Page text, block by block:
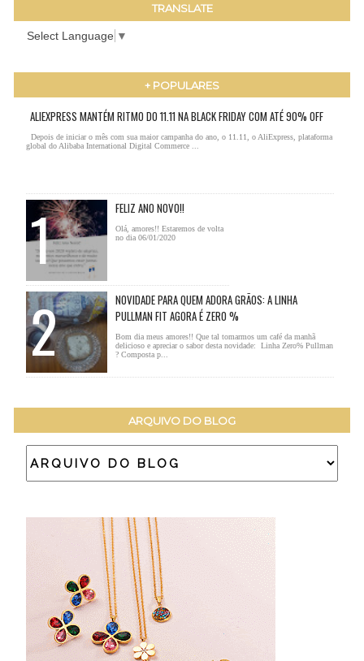
TRANSLATE
Select Language ▼
+ POPULARES
ALIEXPRESS MANTÉM RITMO DO 11.11 NA BLACK FRIDAY COM ATÉ 90% OFF
Depois de iniciar o mês com sua maior campanha do ano, o 11.11, o AliExpress, plataforma
global do Alibaba International Digital Commerce ...
FELIZ ANO NOVO!!
Olá, amores!! Estaremos de volta
no dia 06/01/2020
NOVIDADE PARA QUEM ADORA GRÃOS: A LINHA
PULLMAN FIT AGORA É ZERO %
Bom dia meus amores!! Que tal tomarmos um café da manhã
delicioso e apreciar o sabor desta novidade: Linha Zero% Pullman
? Composta p...
ARQUIVO DO BLOG